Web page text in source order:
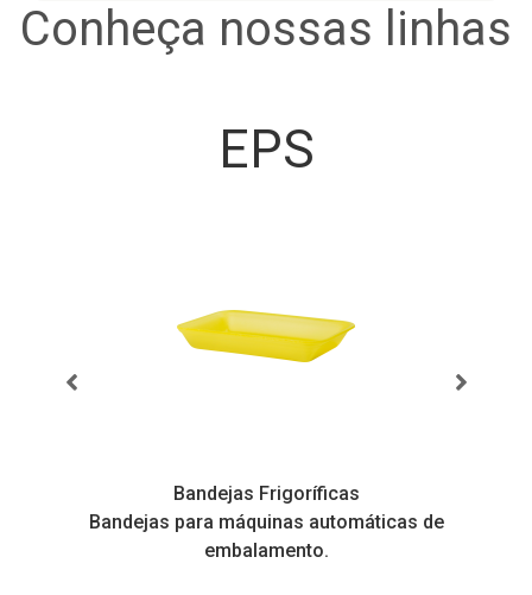
Conheça nossas linhas
EPS
Bandejas Frigoríficas
Bandejas para máquinas automáticas de
embalamento.